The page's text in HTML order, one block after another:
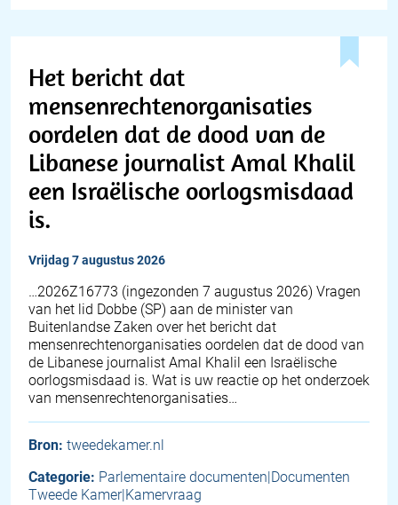
Het bericht dat
mensenrechtenorganisaties
oordelen dat de dood van de
Libanese journalist Amal Khalil
een Israëlische oorlogsmisdaad
is.
vrijdag 7 augustus 2026
… 2026Z16773 (ingezonden 7 augustus 2026) Vragen
van het lid Dobbe (SP) aan de minister van
Buitenlandse Zaken over het bericht dat
mensenrechtenorganisaties oordelen dat de dood van
de Libanese journalist Amal Khalil een Israëlische
oorlogsmisdaad is. Wat is uw reactie op het onderzoek
van mensenrechtenorganisaties…
Bron: tweedekamer.nl
Categorie: Parlementaire documenten|Documenten
Tweede Kamer|Kamervraag